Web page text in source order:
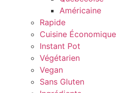
Américaine
Rapide
Cuisine Économique
Instant Pot
Végétarien
Vegan
Sans Gluten